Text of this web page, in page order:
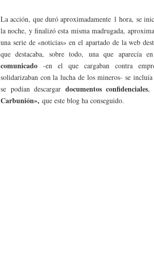
La acción, que duró aproximadamente 1 hora, se
la noche, y finalizó esta misma madrugada,
una serie de «noticias» en el apartado de la web
que destacaba, sobre todo, una que aparecía
comunicado -en el que cargaban contra
solidarizaban con la lucha de los mineros- se
se podían descargar documentos confidenciales,
Carbunión», que este blog ha conseguido.